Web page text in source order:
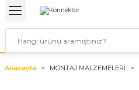
CİHAZLARI
Anasayfa MONTAJ MALZEMELERİ